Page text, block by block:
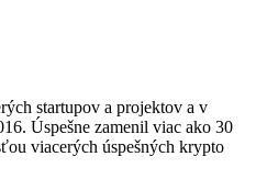
startupov a projektov a v
Úspešne zamenil viac ako 30
viacerých úspešných krypto